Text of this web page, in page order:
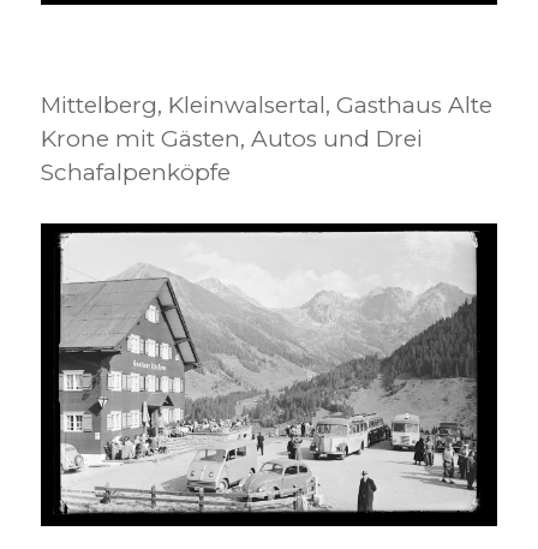
Mittelberg, Kleinwalsertal, Gasthaus Alte
Krone mit Gästen, Autos und Drei
Schafalpenköpfe